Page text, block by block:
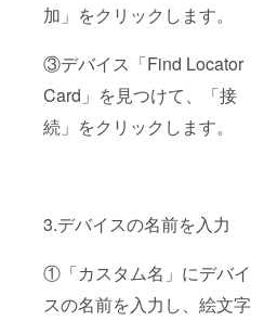
加」をクリックします。
③デバイス「Find Locator
Card」を見つけて、「接
続」をクリックします。
3.デバイスの名前を入力
①「カスタム名」にデバイ
スの名前を入力し、絵文字